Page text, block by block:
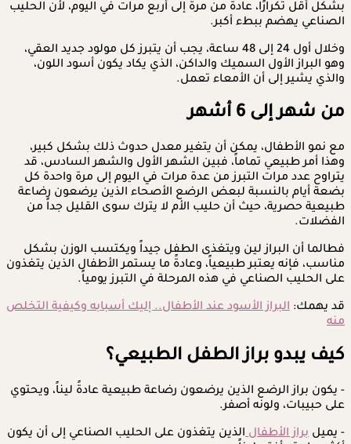
بشكل أقل تكرارًا، عادةً من مرة إلى أربع مرات في اليوم، لأن الحليب
الصناعي يهضم ببطء أكبر.
وخلال أول 24 إلى 48 ساعة، يجب أن يتبرز كل مولود جديد العقي،
وهو البراز الأول السميك والداكن، الذي يكاد يكون أسود اللون،
والذي يشير إلى أن الأمعاء تعمل.
من شهر إلى 6 أشهر
مع نمو الأطفال، يمكن أن يتغير معدل حدوث ذلك بشكل كبير،
وهذا أمر طبيعي تماماً، فبين الشهر الأول والشهر السادس، قد
يتراوح عدد مرات التبرز من عدة مرات في اليوم إلى مرة واحدة كل
بضعة أيام بالنسبة لبعض الرضع الأصحاء الذين يرضعون رضاعة
طبيعية حصرية، حيث أن حليب الأم لا يترك سوى القليل جداً من
الفضلات.
فطالما أن البراز لين ويتغذى الطفل جيداً ويكتسب الوزن بشكل
مناسب، فإنه يعتبر طبيعياً، وعادةً ما يستمر الأطفال الذين يتغذون
على الحليب الصناعي في هذه المرحلة في التبرز يومياً.
قد يهمك: البراز الأسود عند الأطفال.. إليك أسبابه وكيفية التخلص
منه
كيف يبدو براز الطفل الطبيعي؟
- يكون براز الرضع الذين يرضعون رضاعة طبيعية عادةً ليناً، ويحتوي
على حبيبات، ولونه أصفر.
- يميل براز الأطفالالذين يتغذون على الحليب الصناعي إلى أن يكون